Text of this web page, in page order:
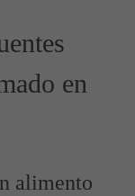
en
alimento